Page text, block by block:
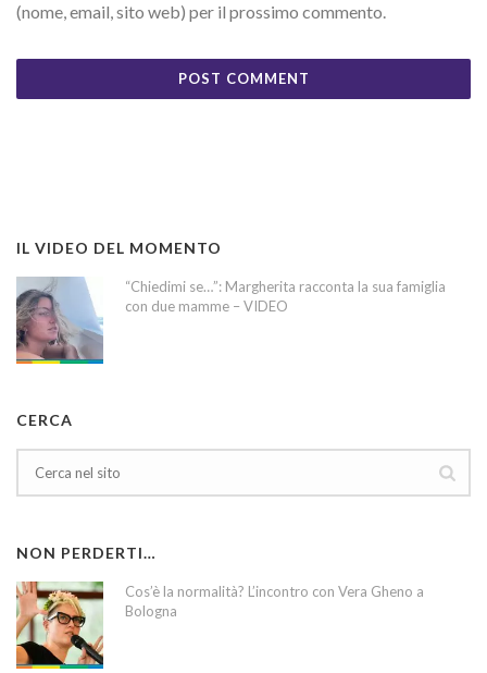
(nome, email, sito web) per il prossimo commento.
IL VIDEO DEL MOMENTO
“Chiedimi se…”: Margherita racconta la sua famiglia
con due mamme – VIDEO
CERCA
NON PERDERTI…
Cos’è la normalità? L’incontro con Vera Gheno a
Bologna